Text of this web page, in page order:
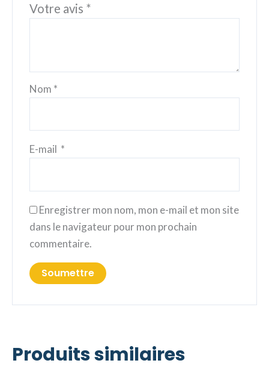
Votre avis *
Nom *
E-mail *
Enregistrer mon nom, mon e-mail et mon site
dans le navigateur pour mon prochain
commentaire.
Produits similaires